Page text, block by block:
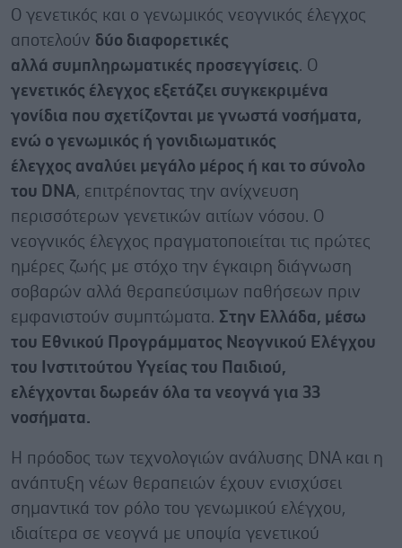
Ο γενετικός και ο γενωμικός νεογνικός έλεγχος
αποτελούν δύο διαφορετικές
αλλά συμπληρωματικές προσεγγίσεις. Ο
γενετικός έλεγχος εξετάζει συγκεκριμένα
γονίδια που σχετίζονται με γνωστά νοσήματα,
ενώ ο γενωμικός ή γονιδιωματικός
έλεγχος αναλύει μεγάλο μέρος ή και το σύνολο
του DNA, επιτρέποντας την ανίχνευση
περισσότερων γενετικών αιτίων νόσου. Ο
νεογνικός έλεγχος πραγματοποιείται τις πρώτες
ημέρες ζωής με στόχο την έγκαιρη διάγνωση
σοβαρών αλλά θεραπεύσιμων παθήσεων πριν
εμφανιστούν συμπτώματα. Στην Ελλάδα, μέσω
του Εθνικού Προγράμματος Νεογνικού Ελέγχου
του Ινστιτούτου Υγείας του Παιδιού,
ελέγχονται δωρεάν όλα τα νεογνά για 33
νοσήματα.
Η πρόοδος των τεχνολογιών ανάλυσης DNA και η
ανάπτυξη νέων θεραπειών έχουν ενισχύσει
σημαντικά τον ρόλο του γενωμικού ελέγχου,
ιδιαίτερα σε νεογνά με υποψία γενετικού